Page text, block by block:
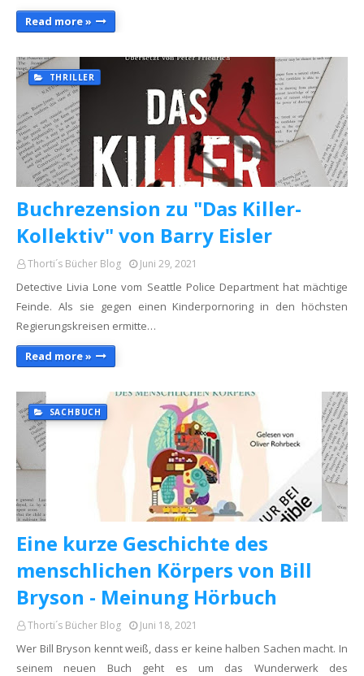
Read more »
THRILLER
Buchrezension zu "Das Killer-
Kollektiv" von Barry Eisler
Thorti´s Bücher Blog Juni 29, 2021
Detective Livia Lone vom Seattle Police Department hat mächtige
Feinde. Als sie gegen einen Kinderpornoring in den höchsten
Regierungskreisen ermitte…
Read more »
SACHBUCH
Eine kurze Geschichte des
menschlichen Körpers von Bill
Bryson - Meinung Hörbuch
Thorti´s Bücher Blog Juni 18, 2021
Wer Bill Bryson kennt weiß, dass er keine halben Sachen macht. In
seinem neuen Buch geht es um das Wunderwerk des